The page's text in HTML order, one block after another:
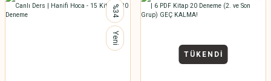
%34
Yeni
TÜKENDİ